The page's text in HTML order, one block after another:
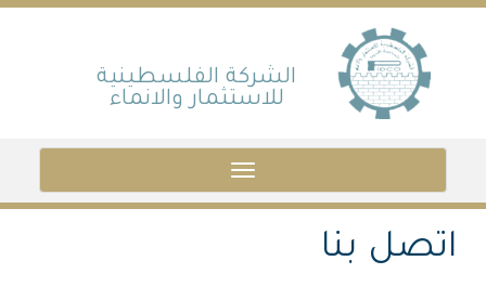
Skip
content
الشركة الفلسطينية
للاستثمار والانماء
Toggle
navigation
اتصل بنا